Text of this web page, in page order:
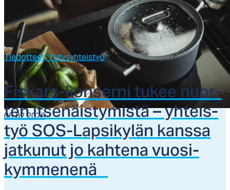
05.02.2026
Tiedotteet,Yritysyhteistyö
Fis­kars-kon­ser­ni tu­kee nuor­
ten it­se­näis­ty­mis­tä – yh­teis­
työ SOS-Lap­si­ky­län kans­sa
jat­ku­nut jo kah­te­na vuo­si­
kym­me­ne­nä